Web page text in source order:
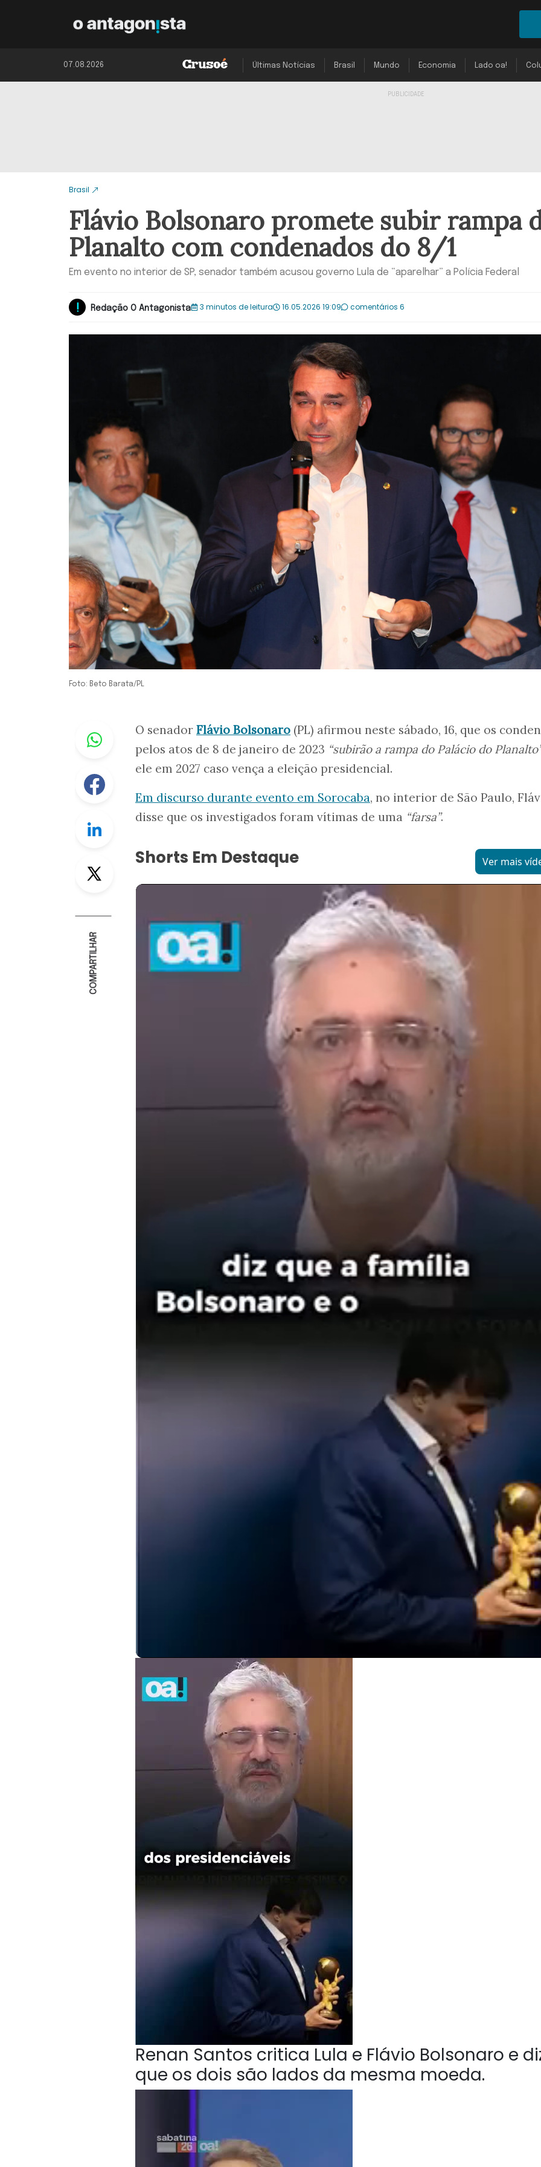
07.08.2026 Últimas Notícias Brasil Mundo Economia Lado oa!
Brasil
Flávio Bolsonaro promete subir rampa
Planalto com condenados do 8/1
Em evento no interior de SP, senador também acusou governo Lula de “aparelhar” a Polícia Federal
Redação O Antagonista 3 minutos de leitura 16.05.2026 19:09 comentários 6
Foto: Beto Barata/PL
Whastapp
Facebook
Linkedin
Twitter
COMPARTILHAR
O senador Flávio Bolsonaro (PL) afirmou neste sábado, 16, que os
pelos atos de 8 de janeiro de 2023 “subirão a rampa do Palácio do
ele em 2027 caso vença a eleição presidencial.
Em discurso durante evento em Sorocaba, no interior de São Paulo,
disse que os investigados foram vítimas de uma “farsa”.
Shorts Em Destaque Ver mais
Renan Santos critica Lula e Flávio Bolsonaro e
que os dois são lados da mesma moeda.